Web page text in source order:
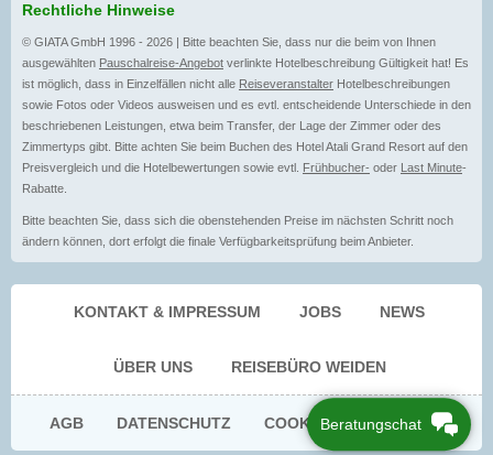
Rechtliche Hinweise
© GIATA GmbH 1996 - 2026 | Bitte beachten Sie, dass nur die beim von Ihnen
ausgewählten Pauschalreise-Angebot verlinkte Hotelbeschreibung Gültigkeit hat! Es
ist möglich, dass in Einzelfällen nicht alle Reiseveranstalter Hotelbeschreibungen
sowie Fotos oder Videos ausweisen und es evtl. entscheidende Unterschiede in den
beschriebenen Leistungen, etwa beim Transfer, der Lage der Zimmer oder des
Zimmertyps gibt. Bitte achten Sie beim Buchen des Hotel Atali Grand Resort auf den
Preisvergleich und die Hotelbewertungen sowie evtl. Frühbucher- oder Last Minute-
Rabatte.
Bitte beachten Sie, dass sich die obenstehenden Preise im nächsten Schritt noch
ändern können, dort erfolgt die finale Verfügbarkeitsprüfung beim Anbieter.
KONTAKT & IMPRESSUM JOBS NEWS
ÜBER UNS REISEBÜRO WEIDEN
AGB DATENSCHUTZ COOKIE EINWILLIGUNG
Beratungschat